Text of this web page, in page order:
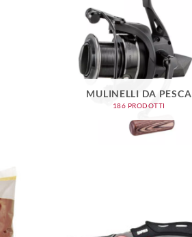
MULINELLI DA PESCA
186 PRODOTTI